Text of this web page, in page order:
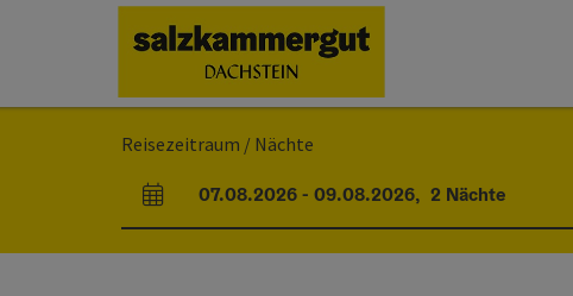
[0]
Zur Navigation[1]
Zum Seitenanfang
Reisezeitraum / Nächte
An- und Abreisefelder
07.08.2026- 09.08.2026, 2 Nächte